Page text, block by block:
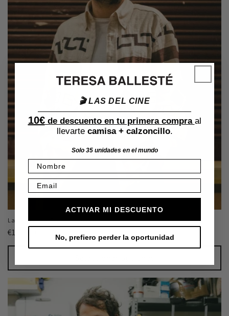
La camisa del Gran Lebowski
Precio
habitual
€180,00 EUR
🎬 LAS DEL CINE
10€de descuento en tu primera compra al
llevarte camisa + calzoncillo.
Solo 35 unidades en el mundo
Nombre
Email
ACTIVAR MI DESCUENTO
No, prefiero perder la oportunidad